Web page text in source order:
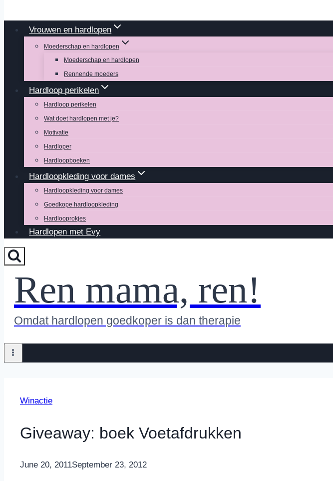
Vrouwen en hardlopen
Moederschap en hardlopen
Moederschap en hardlopen
Rennende moeders
Hardloop perikelen
Hardloop perikelen
Wat doet hardlopen met je?
Motivatie
Hardloper
Hardloopboeken
Hardloopkleding voor dames
Hardloopkleding voor dames
Goedkope hardloopkleding
Hardlooprokjes
Hardlopen met Evy
Ren mama, ren!
Omdat hardlopen goedkoper is dan therapie
Winactie
Giveaway: boek Voetafdrukken
ByNicole
June 20, 2011September 23, 2012